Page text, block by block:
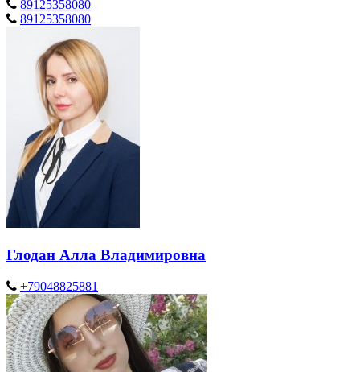
89125358080
89125358080
Глодан Алла Владимировна
+79048825881